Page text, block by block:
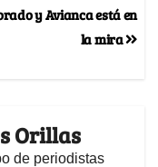
y Avianca está en
la mira
Orillas
de periodistas